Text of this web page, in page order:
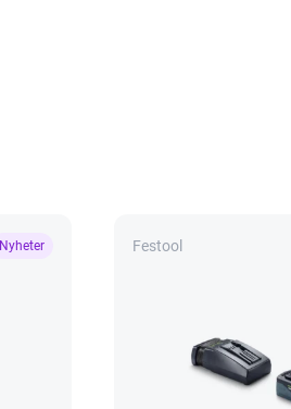
Nyheter Festool